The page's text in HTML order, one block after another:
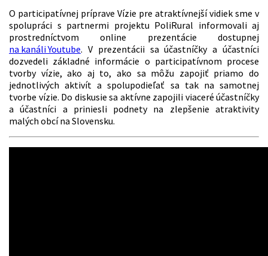
O participatívnej príprave Vízie pre atraktívnejší vidiek sme v
spolupráci s partnermi projektu PoliRural informovali aj
prostredníctvom online prezentácie dostupnej
na kanáli Youtube. V prezentácii sa účastníčky a účastníci
dozvedeli základné informácie o participatívnom procese
tvorby vízie, ako aj to, ako sa môžu zapojiť priamo do
jednotlivých aktivít a spolupodieľať sa tak na samotnej
tvorbe vízie. Do diskusie sa aktívne zapojili viaceré účastníčky
a účastníci a priniesli podnety na zlepšenie atraktivity
malých obcí na Slovensku.